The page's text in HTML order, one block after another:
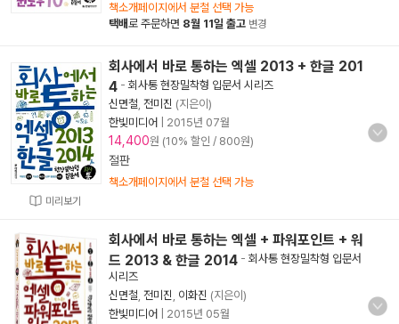
책소개페이지에서 분철 선택 가능
택배로 주문하면 8월 11일 출고 변경
미리보기
회사에서 바로 통하는 엑셀 2013 + 한글 201
4 -회사통 현장밀착형 입문서 시리즈
신면철 전미진 (지은이)
한빛미디어
2015년 07월
14,400원 (10% 할인 / 800원)
절판
책소개페이지에서 분철 선택 가능
회사에서 바로 통하는 엑셀 + 파워포인트 + 워
드 2013 & 한글 2014 -회사통 현장밀착형 입문서
시리즈
신면철 전미진 이화진 (지은이)
한빛미디어
2015년 05월